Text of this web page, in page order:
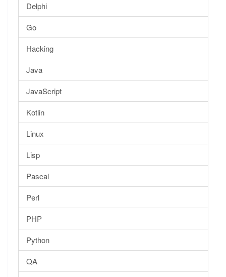
Delphi
Go
Hacking
Java
JavaScript
Kotlin
Linux
Lisp
Pascal
Perl
PHP
Python
QA